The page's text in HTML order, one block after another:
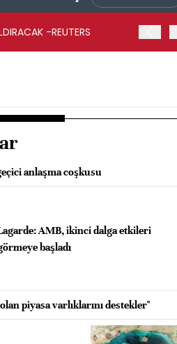
-REUTERS
anlaşma coşkusu
AMB, ikinci dalga etkileri
başladı
piyasa varlıklarını destekler"